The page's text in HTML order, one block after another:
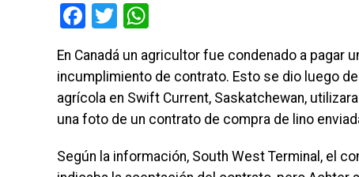
Facebook
Twitter
En Canadá un agricultor fue condenado a pagar
incumplimiento de contrato. Esto se dio luego
agrícola en Swift Current, Saskatchewan,
una foto de un contrato de compra de lino
Según la información, South West Terminal, el